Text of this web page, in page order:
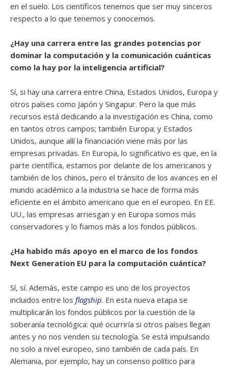
en el suelo. Los científicos tenemos que ser muy sinceros
respecto a lo que tenemos y conocemos.
¿Hay una carrera entre las grandes potencias por
dominar la computación y la comunicación cuánticas
como la hay por la inteligencia artificial?
Sí, si hay una carrera entre China, Estados Unidos, Europa y
otros países como Japón y Singapur. Pero la que más
recursos está dedicando a la investigación es China, como
en tantos otros campos; también Europa; y Estados
Unidos, aunque allí la financiación viene más por las
empresas privadas. En Europa, lo significativo es que, en la
parte científica, estamos por delante de los americanos y
también de los chinos, pero el tránsito de los avances en el
mundo académico a la industria se hace de forma más
eficiente en el ámbito americano que en el europeo. En EE.
UU., las empresas arriesgan y en Europa somos más
conservadores y lo fiamos más a los fondos públicos.
¿Ha habido más apoyo en el marco de los fondos
Next Generation EU para la computación cuántica?
Sí, sí. Además, este campo es uno de los proyectos
incluidos entre los flagship. En esta nueva etapa se
multiplicarán los fondos públicos por la cuestión de la
soberanía tecnológica: qué ocurriría si otros países llegan
antes y no nos venden su tecnología. Se está impulsando
no solo a nivel europeo, sino también de cada país. En
Alemania, por ejemplo, hay un consenso político para